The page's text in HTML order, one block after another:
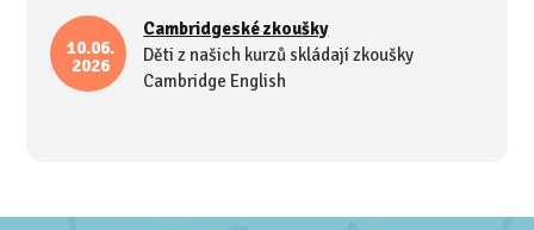
10.06.
2026
Cambridgeské zkoušky
Děti z našich kurzů skládají zkoušky
Cambridge English